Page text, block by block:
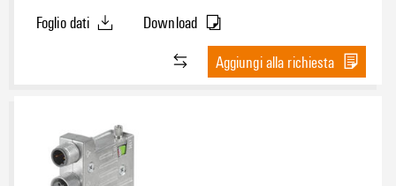
Foglio dati
Download
Aggiungi alla richiesta